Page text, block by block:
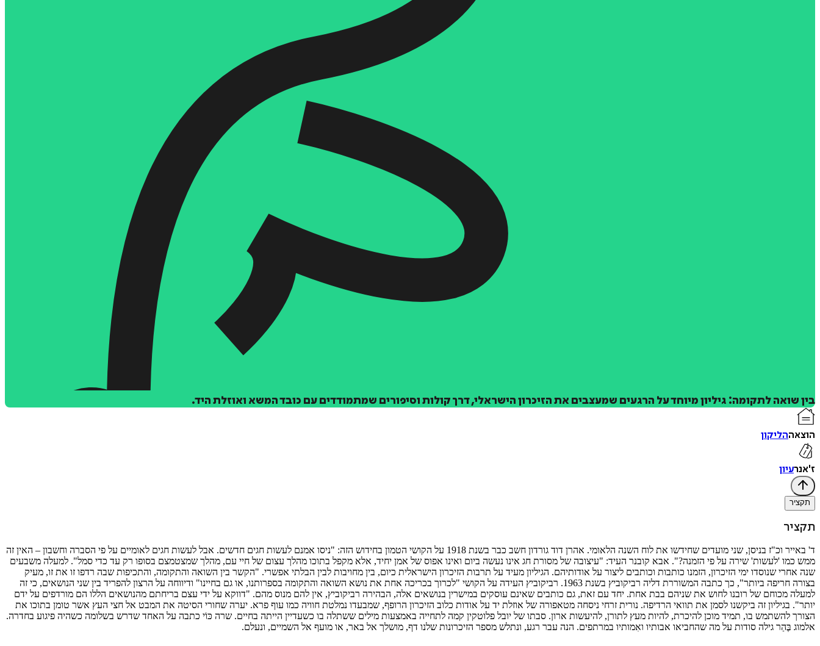
בין שואה לתקומה: גיליון מיוחד על הרגעים שמעצבים את הזיכרון הישראלי, דרך קולות וסיפורים שמתמודדים עם כובד המשא ואוזלת היד.
הוצאההליקון
ז'אנרעיון
תקציר
תקציר
ד' באייר וכ"ז בניסן, שני מועדים שחידשו את לוח השנה הלאומי. אהרן דוד גורדון חשב כבר בשנת 1918 על הקושי הטמון בחידוש הזה: "ניסו אמנם לעשות חגים חדשים. אבל לעשות חגים לאומיים על פי הסברה וחשבון – האין זה
ממש כמו 'לעשות' שירה על פי הזמנה?". אבא קובנר העיד: "עיצובה של מסורת חג אינו נעשה ביום ואינו אפוס של אמן יחיד, אלא מקפל בתוכו מהלך עצום של חיי עם, מהלך שמצטמצם בסופו רק עד כדי סמל". למעלה משבעים
שנה אחרי שנוסדו ימי הזיכרון, הזמנו כותבות וכותבים ליצור על אודותיהם. הגיליון מעיד על תרבות הזיכרון הישראלית כיום, בין מחויבות לבין הבלתי אפשרי. "הקשר בין השואה והתקומה, והתכיפות שבה רדפו זו את זו, מעיק
בצורה חריפה ביותר", כך כתבה המשוררת דליה רביקוביץ בשנת 1963. רביקוביץ העידה על הקושי "לכרוך בכריכה אחת את נושא השואה והתקומה בספרותנו, או גם בחיינו" ודיווחה על הרצון להפריד בין שני הנושאים, כי זה
למעלה מכוחם של רובנו לחוש את שניהם בבת אחת. יחד עם זאת, גם כותבים שאינם עוסקים במישרין בנושאים אלה, הבהירה רביקוביץ, אין להם מנוס מהם. "דווקא על ידי עצם בריחתם מהנושאים הללו הם מורדפים על ידם
יותר". בגיליון זה ביקשנו לסמן את תוואי הרדיפה. נורית זרחי ניסחה מטאפורה של אוזלת יד על אודות כלוב הזיכרון הרופף, שמבעדו נמלטת חוויה כמו עוף פרא. יערה שחורי הסיטה את המבט אל חצי העץ אשר טומן בתוכו את
הצורך להשתמש בו, תמיד מוכן להיכרת, להיות מעץ לתורן, להיעשות ארון. סבתו של יובל פלוטקין קמה לתחייה באמצעות מילים ששתלה בו כשעדיין הייתה בחיים. שרה כּוֹי כתבה על האחד שדרש בשלומה כשהיה פיגוע בחדרה.
אלמוג בֶּהַר גילה סודות על מה שהחביאו אבותיו ואִמותיו במרתפים. הנה עבר רגע, ונתלש מספר הזיכרונות שלנו דף, מושלך אל באר, או מועף אל השמיים, ונעלם.